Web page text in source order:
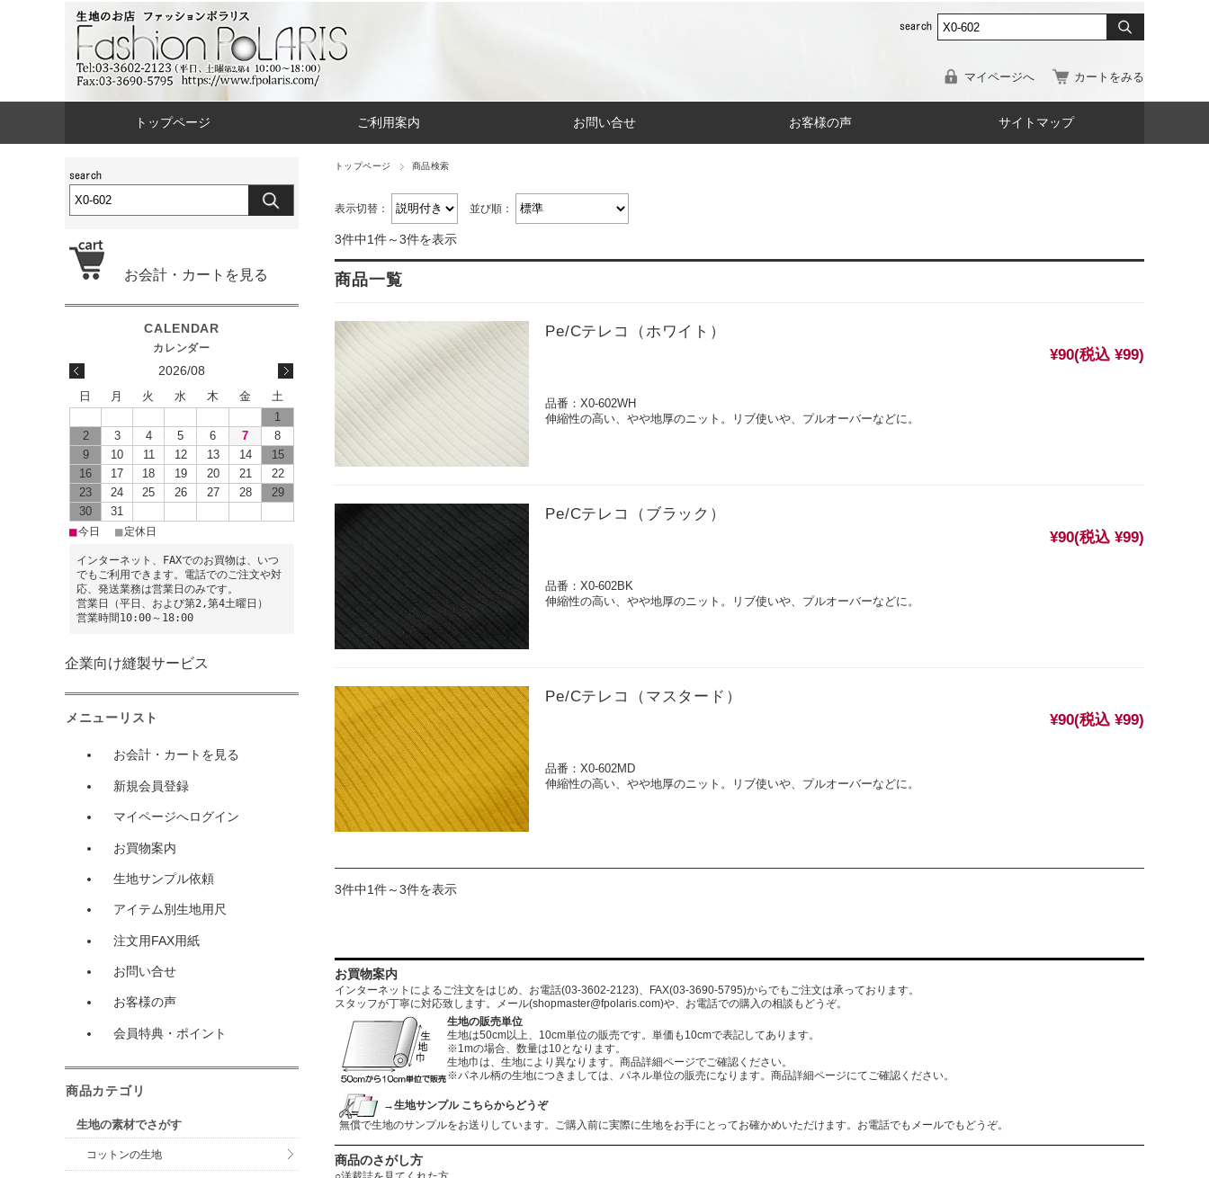
マイページへ カートをみる
トップページ ご利用案内 お問い合せ お客様の声 サイトマップ
トップページ 商品検索
表示切替： 並び順：
3件中1件～3件を表示
商品一覧
Pe/Cテレコ（ホワイト）
¥90(税込 ¥99)
品番：X0-602WH
伸縮性の高い、やや地厚のニット。リブ使いや、プルオーバーなどに。
Pe/Cテレコ（ブラック）
¥90(税込 ¥99)
品番：X0-602BK
伸縮性の高い、やや地厚のニット。リブ使いや、プルオーバーなどに。
Pe/Cテレコ（マスタード）
¥90(税込 ¥99)
品番：X0-602MD
伸縮性の高い、やや地厚のニット。リブ使いや、プルオーバーなどに。
3件中1件～3件を表示
お買物案内
インターネットによるご注文をはじめ、お電話(03-3602-2123)、FAX(03-3690-5795)からでもご注文は承っております。
スタッフが丁寧に対応致します。メール(shopmaster@fpolaris.com)や、お電話での購入の相談もどうぞ。
生地の販売単位
生地は50cm以上、10cm単位の販売です。単価も10cmで表記してあります。
※1mの場合、数量は10となります。
生地巾は、生地により異なります。商品詳細ページでご確認ください。
※パネル柄の生地につきましては、パネル単位の販売になります。商品詳細ページにてご確認ください。
→生地サンプル こちらからどうぞ
無償で生地のサンプルをお送りしています。ご購入前に実際に生地をお手にとってお確かめいただけます。お電話でもメールでもどうぞ。
商品のさがし方
お会計・カートを見る
2026/08
日 月 火 水 木 金
土
1
2
3 4 5 6 7
8
9
10 11 12 13 14
15
16
17 18 19 20 21
22
23
24 25 26 27 28
29
30
31
■今日 ■ 定休日
インターネット、FAXでのお買物は、いつ
でもご利用できます。電話でのご注文や対
応、発送業務は営業日のみです。
営業日（平日、および第2,第4土曜日）
営業時間10:00～18:00
企業向け縫製サービス
メニューリスト
お会計・カートを見る
新規会員登録
マイページへログイン
お買物案内
生地サンプル依頼
アイテム別生地用尺
注文用FAX用紙
お問い合せ
お客様の声
会員特典・ポイント
商品カテゴリ
生地の素材でさがす
コットンの生地